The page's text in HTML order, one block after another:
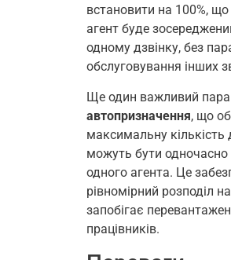
встановити на 100%,
агент буде
одному дзвінку, без
обслуговування інших
Ще один важливий
автопризначення, що
максимальну кількість
можуть бути одночасно
одного агента. Це
рівномірний розподіл
запобігає
працівників.